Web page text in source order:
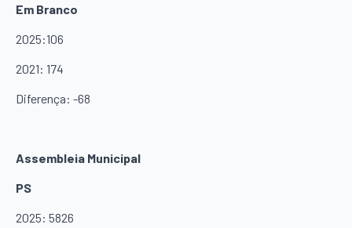
Em Branco
2025:106
2021: 174
Diferença: -68
Assembleia Municipal
PS
2025: 5826